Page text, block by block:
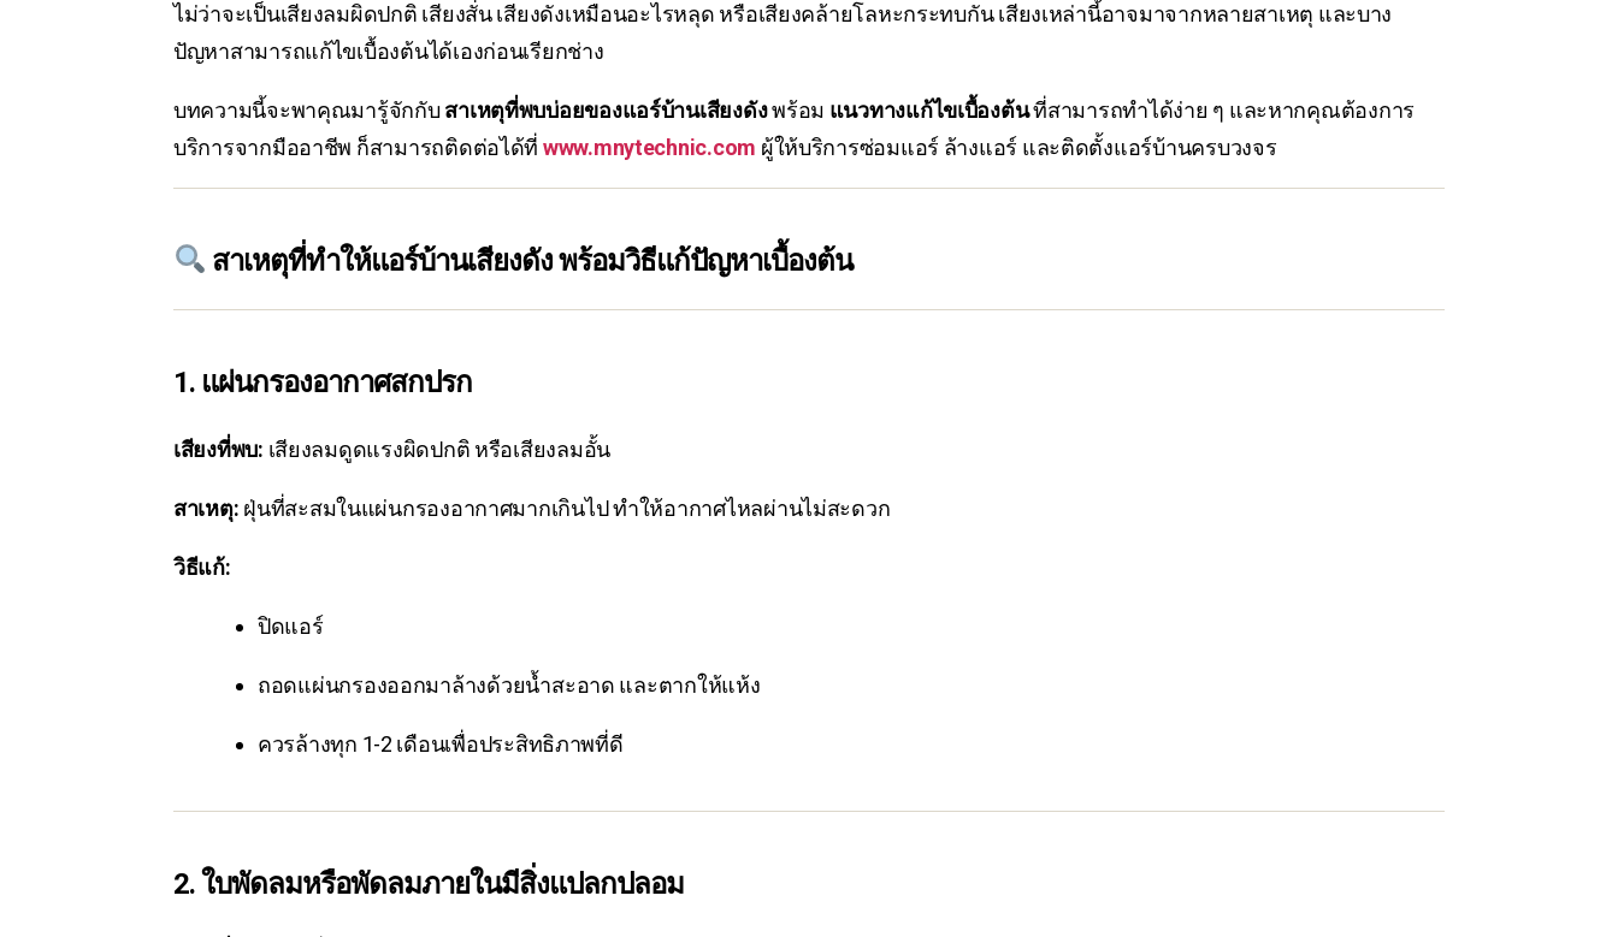
ไม่ว่าจะเป็นเสียงลมผิดปกติ เสียงสั่น เสียงดังเหมือนอะไรหลุด หรือเสียงคล้ายโลหะกระทบกัน เสียงเหล่านี้อาจมาจากหลายสาเหตุ และบาง
ปัญหาสามารถแก้ไขเบื้องต้นได้เองก่อนเรียกช่าง
บทความนี้จะพาคุณมารู้จักกับสาเหตุที่พบบ่อยของแอร์บ้านเสียงดังพร้อม แนวทางแก้ไขเบื้องต้นที่สามารถทำได้ง่าย ๆ และหากคุณต้องการ
บริการจากมืออาชีพ ก็สามารถติดต่อได้ที่ www.mnytechnic.com ผู้ให้บริการซ่อมแอร์ ล้างแอร์ และติดตั้งแอร์บ้านครบวงจร
สาเหตุที่ทำให้แอร์บ้านเสียงดัง พร้อมวิธีแก้ปัญหาเบื้องต้น
1. แผ่นกรองอากาศสกปรก
เสียงที่พบ: เสียงลมดูดแรงผิดปกติ หรือเสียงลมอั้น
สาเหตุ: ฝุ่นที่สะสมในแผ่นกรองอากาศมากเกินไป ทำให้อากาศไหลผ่านไม่สะดวก
วิธีแก้:
ปิดแอร์
ถอดแผ่นกรองออกมาล้างด้วยน้ำสะอาด และตากให้แห้ง
ควรล้างทุก 1-2 เดือนเพื่อประสิทธิภาพที่ดี
2. ใบพัดลมหรือพัดลมภายในมีสิ่งแปลกปลอม